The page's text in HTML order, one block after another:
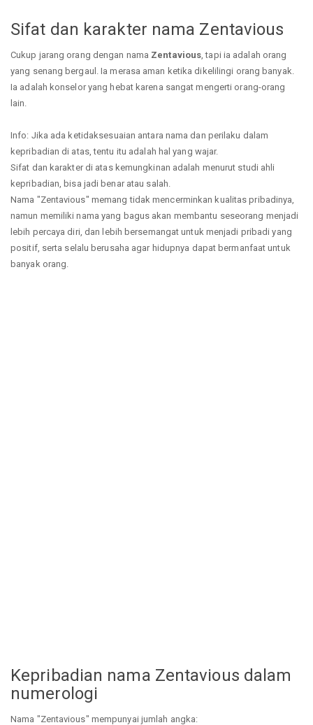
Sifat dan karakter nama Zentavious
Cukup jarang orang dengan nama Zentavious , tapi ia adalah orang
yang senang bergaul. Ia merasa aman ketika dikelilingi orang banyak.
Ia adalah konselor yang hebat karena sangat mengerti orang-orang
lain.
Info: Jika ada ketidaksesuaian antara nama dan perilaku dalam
kepribadian di atas, tentu itu adalah hal yang wajar.
Sifat dan karakter di atas kemungkinan adalah menurut studi ahli
kepribadian, bisa jadi benar atau salah.
Nama "Zentavious" memang tidak mencerminkan kualitas pribadinya,
namun memiliki nama yang bagus akan membantu seseorang menjadi
lebih percaya diri, dan lebih bersemangat untuk menjadi pribadi yang
positif, serta selalu berusaha agar hidupnya dapat bermanfaat untuk
banyak orang.
Kepribadian nama Zentavious dalam
numerologi
Nama "Zentavious" mempunyai jumlah angka: